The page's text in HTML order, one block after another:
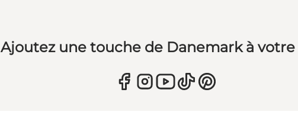
Ajoutez une touche de Danemark à